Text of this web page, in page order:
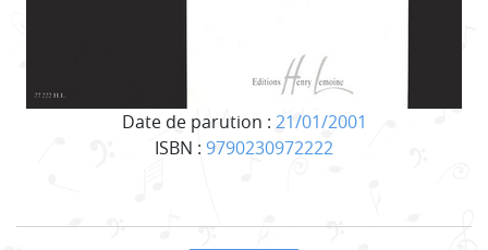
Date de parution : 21/01/2001
ISBN : 9790230972222